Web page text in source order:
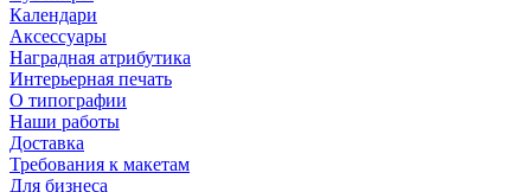
Календари
Аксессуары
Наградная атрибутика
Интерьерная печать
О типографии
Наши работы
Доставка
Требования к макетам
Для бизнеса